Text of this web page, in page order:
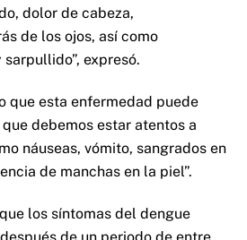
dolor de cabeza,
de los ojos, así como
expresó.
que esta enfermedad puede
debemos estar atentos a
náuseas, vómito, sangrados en
de manchas en la piel”.
los síntomas del dengue